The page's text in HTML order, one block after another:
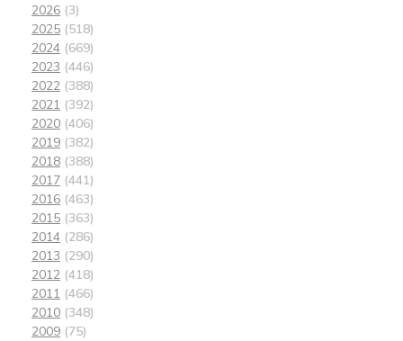
2026 (3)
2025 (518)
2024 (669)
2023 (446)
2022 (388)
2021 (392)
2020 (406)
2019 (382)
2018 (388)
2017 (441)
2016 (463)
2015 (363)
2014 (286)
2013 (290)
2012 (418)
2011 (466)
2010 (348)
2009 (75)